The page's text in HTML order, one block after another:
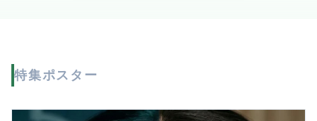
特集ポスター